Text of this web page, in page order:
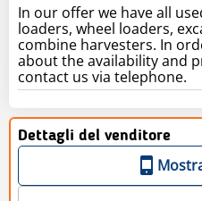
In our offer we have all
loaders, wheel loaders,
combine harvesters. In
about the availability and
contact us via telephone.
Dettagli del venditore